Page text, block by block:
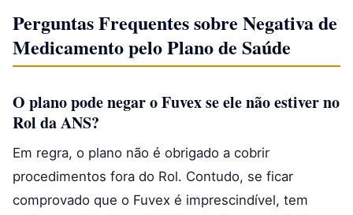
Perguntas Frequentes sobre Negativa de
Medicamento pelo Plano de Saúde
O plano pode negar o Fuvex se ele não estiver no
Rol da ANS?
Em regra, o plano não é obrigado a cobrir
procedimentos fora do Rol. Contudo, se ficar
comprovado que o Fuvex é imprescindível, tem